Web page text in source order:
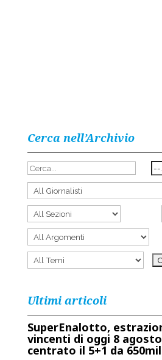
Cerca nell’Archivio
Ultimi articoli
SuperEnalotto,
vincenti di oggi 8
centrato il 5+1 da